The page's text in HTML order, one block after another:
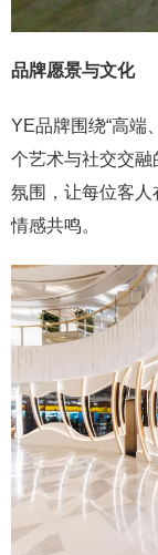
品牌愿景与文化
YE品牌围绕“高端
个艺术与社交交
氛围，让每位客
情感共鸣。